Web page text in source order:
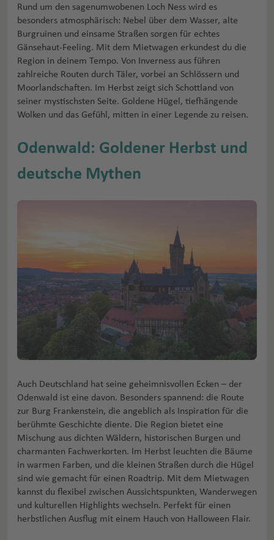
Rund um den sagenumwobenen Loch Ness wird es
besonders atmosphärisch: Nebel über dem Wasser, alte
Burgruinen und einsame Straßen sorgen für echtes
Gänsehaut-Feeling. Mit dem Mietwagen erkundest du die
Region in deinem Tempo. Von Inverness aus führen
zahlreiche Routen durch Täler, vorbei an Schlössern und
Moorlandschaften. Im Herbst zeigt sich Schottland von
seiner mystischsten Seite. Goldene Hügel, tiefhängende
Wolken und das Gefühl, mitten in einer Legende zu reisen.
Odenwald: Goldener Herbst und
deutsche Mythen
Auch Deutschland hat seine geheimnisvollen Ecken – der
Odenwald ist eine davon. Besonders spannend: die Route
zur Burg Frankenstein, die angeblich als Inspiration für die
berühmte Geschichte diente. Die Region bietet eine
Mischung aus dichten Wäldern, historischen Burgen und
charmanten Fachwerkorten. Im Herbst leuchten die Bäume
in warmen Farben, und die kleinen Straßen durch die Hügel
sind wie gemacht für einen Roadtrip. Mit dem Mietwagen
kannst du flexibel zwischen Aussichtspunkten, Wanderwegen
und kulturellen Highlights wechseln. Perfekt für einen
herbstlichen Ausflug mit einem Hauch von Halloween Flair.